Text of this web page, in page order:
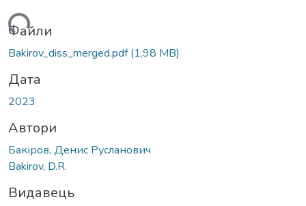
Файли
Bakirov_diss_merged.pdf(1,98 MB)
Дата
2023
Автори
Бакіров, Денис Русланович
Bakirov, D.R.
Видавець